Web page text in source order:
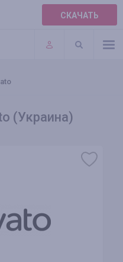
СКАЧАТЬ
(Украина)